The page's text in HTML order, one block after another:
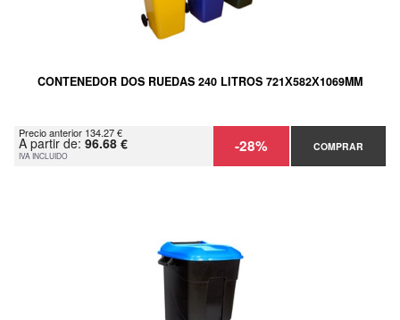
CONTENEDOR DOS RUEDAS 240 LITROS 721Х582Х1069MM
Precio anterior 134.27 €
A partir de: 96.68 €
IVA INCLUIDO -28% COMPRAR